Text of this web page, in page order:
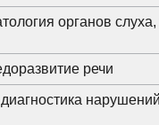
органов слуха,
речи
нарушений